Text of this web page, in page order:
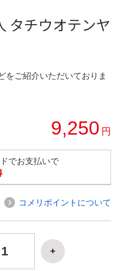
タチウオテンヤ
をご紹介いただいておりま
9,250 円
でお支払いで
コメリポイントについて